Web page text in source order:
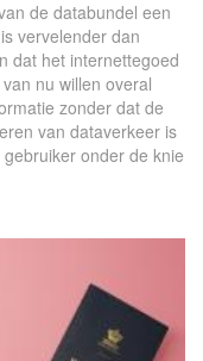
de databundel een
vervelender dan
dat het internettegoed
nu willen overal
zonder dat de
van dataverkeer is
onder de knie